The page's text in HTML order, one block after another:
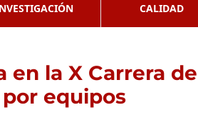
CALIDAD
en la X Carrera
por equipos